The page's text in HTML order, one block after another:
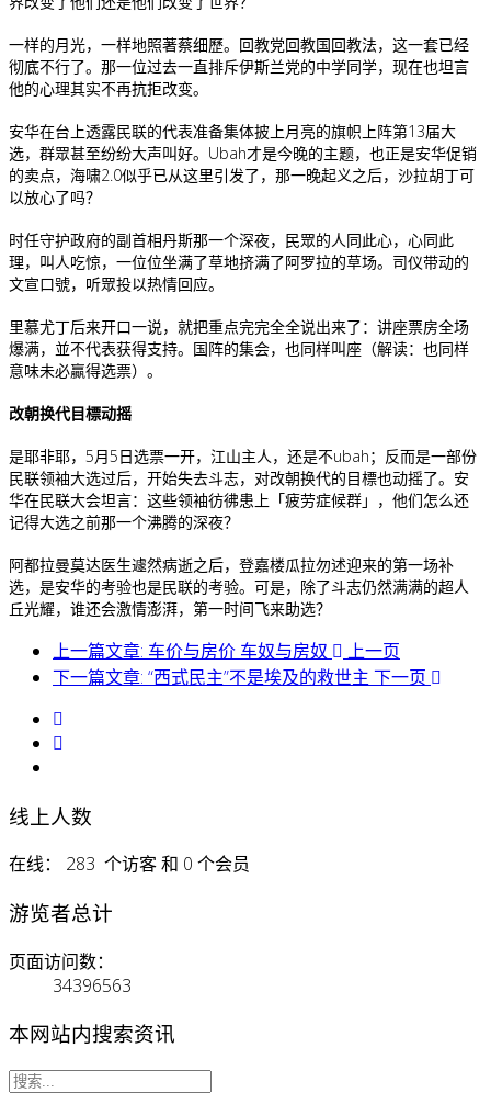
一样的月光，一样地照著蔡细歷。回教党回教国回教法，这一套已经
彻底不行了。那一位过去一直排斥伊斯兰党的中学同学，现在也坦言
他的心理其实不再抗拒改变。
安华在台上透露民联的代表准备集体披上月亮的旗帜上阵第13届大
选，群眾甚至纷纷大声叫好。Ubah才是今晚的主题，也正是安华促销
的卖点，海啸2.0似乎已从这里引发了，那一晚起义之后，沙拉胡丁可
以放心了吗？
时任守护政府的副首相丹斯那一个深夜，民眾的人同此心，心同此
理，叫人吃惊，一位位坐满了草地挤满了阿罗拉的草场。司仪带动的
文宣口號，听眾投以热情回应。
里慕尤丁后来开口一说，就把重点完完全全说出来了：讲座票房全场
爆满，並不代表获得支持。国阵的集会，也同样叫座（解读：也同样
意味未必贏得选票）。
改朝换代目標动摇
是耶非耶，5月5日选票一开，江山主人，还是不ubah；反而是一部份
民联领袖大选过后，开始失去斗志，对改朝换代的目標也动摇了。安
华在民联大会坦言：这些领袖彷彿患上「疲劳症候群」，他们怎么还
记得大选之前那一个沸腾的深夜？
阿都拉曼莫达医生遽然病逝之后，登嘉楼瓜拉勿述迎来的第一场补
选，是安华的考验也是民联的考验。可是，除了斗志仍然满满的超人
丘光耀，谁还会激情澎湃，第一时间飞来助选？
上一篇文章: 车价与房价 车奴与房奴
上一页
下一篇文章: “西式民主”不是埃及的救世主 下一页
线上人数
在线： 283 个访客 和 0 个会员
游览者总计
页面访问数：
34396563
本网站内搜索资讯